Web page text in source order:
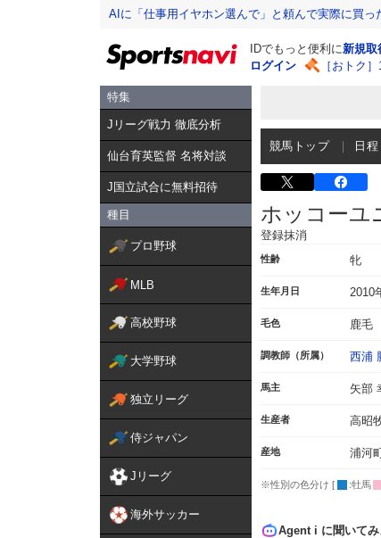
AIに「仕事用イヤホン選んで」と頼んで実際に買っ
IDでもっと便利に新規取
ログイン
［おトク
特集
Jリーグ戦力 徹底分析
仙台育英監督 名将対談
J国立試合に無料招待
種目
プロ野球
MLB
高校野球
大学野球
独立リーグ
侍ジャパン
Jリーグ
海外サッカー
競馬トップ 日
ホッコーユ
登録抹消
性齢 牝
生年月日 2010
毛色 鹿毛
調教師（所属） 西浦
馬主 矢部
生産者 高昭
産地 浦河
※性別の色分け [ :牡馬
Agent i に聞いてみ